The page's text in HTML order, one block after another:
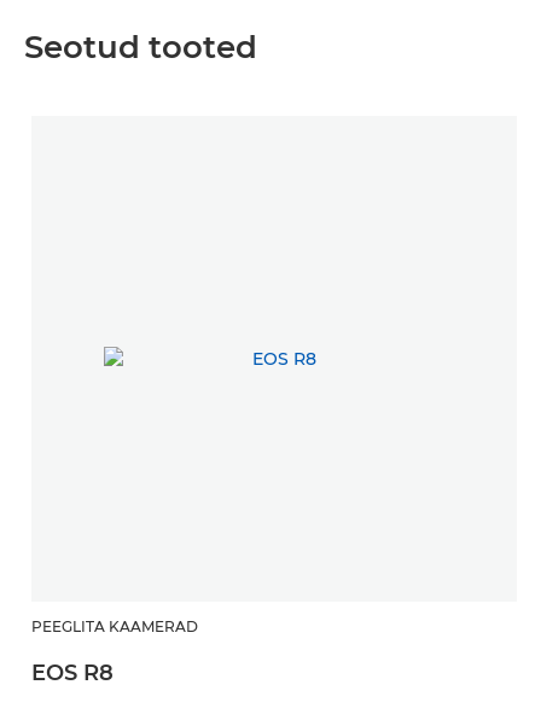
Seotud tooted
PEEGLITA KAAMERAD
EOS R8